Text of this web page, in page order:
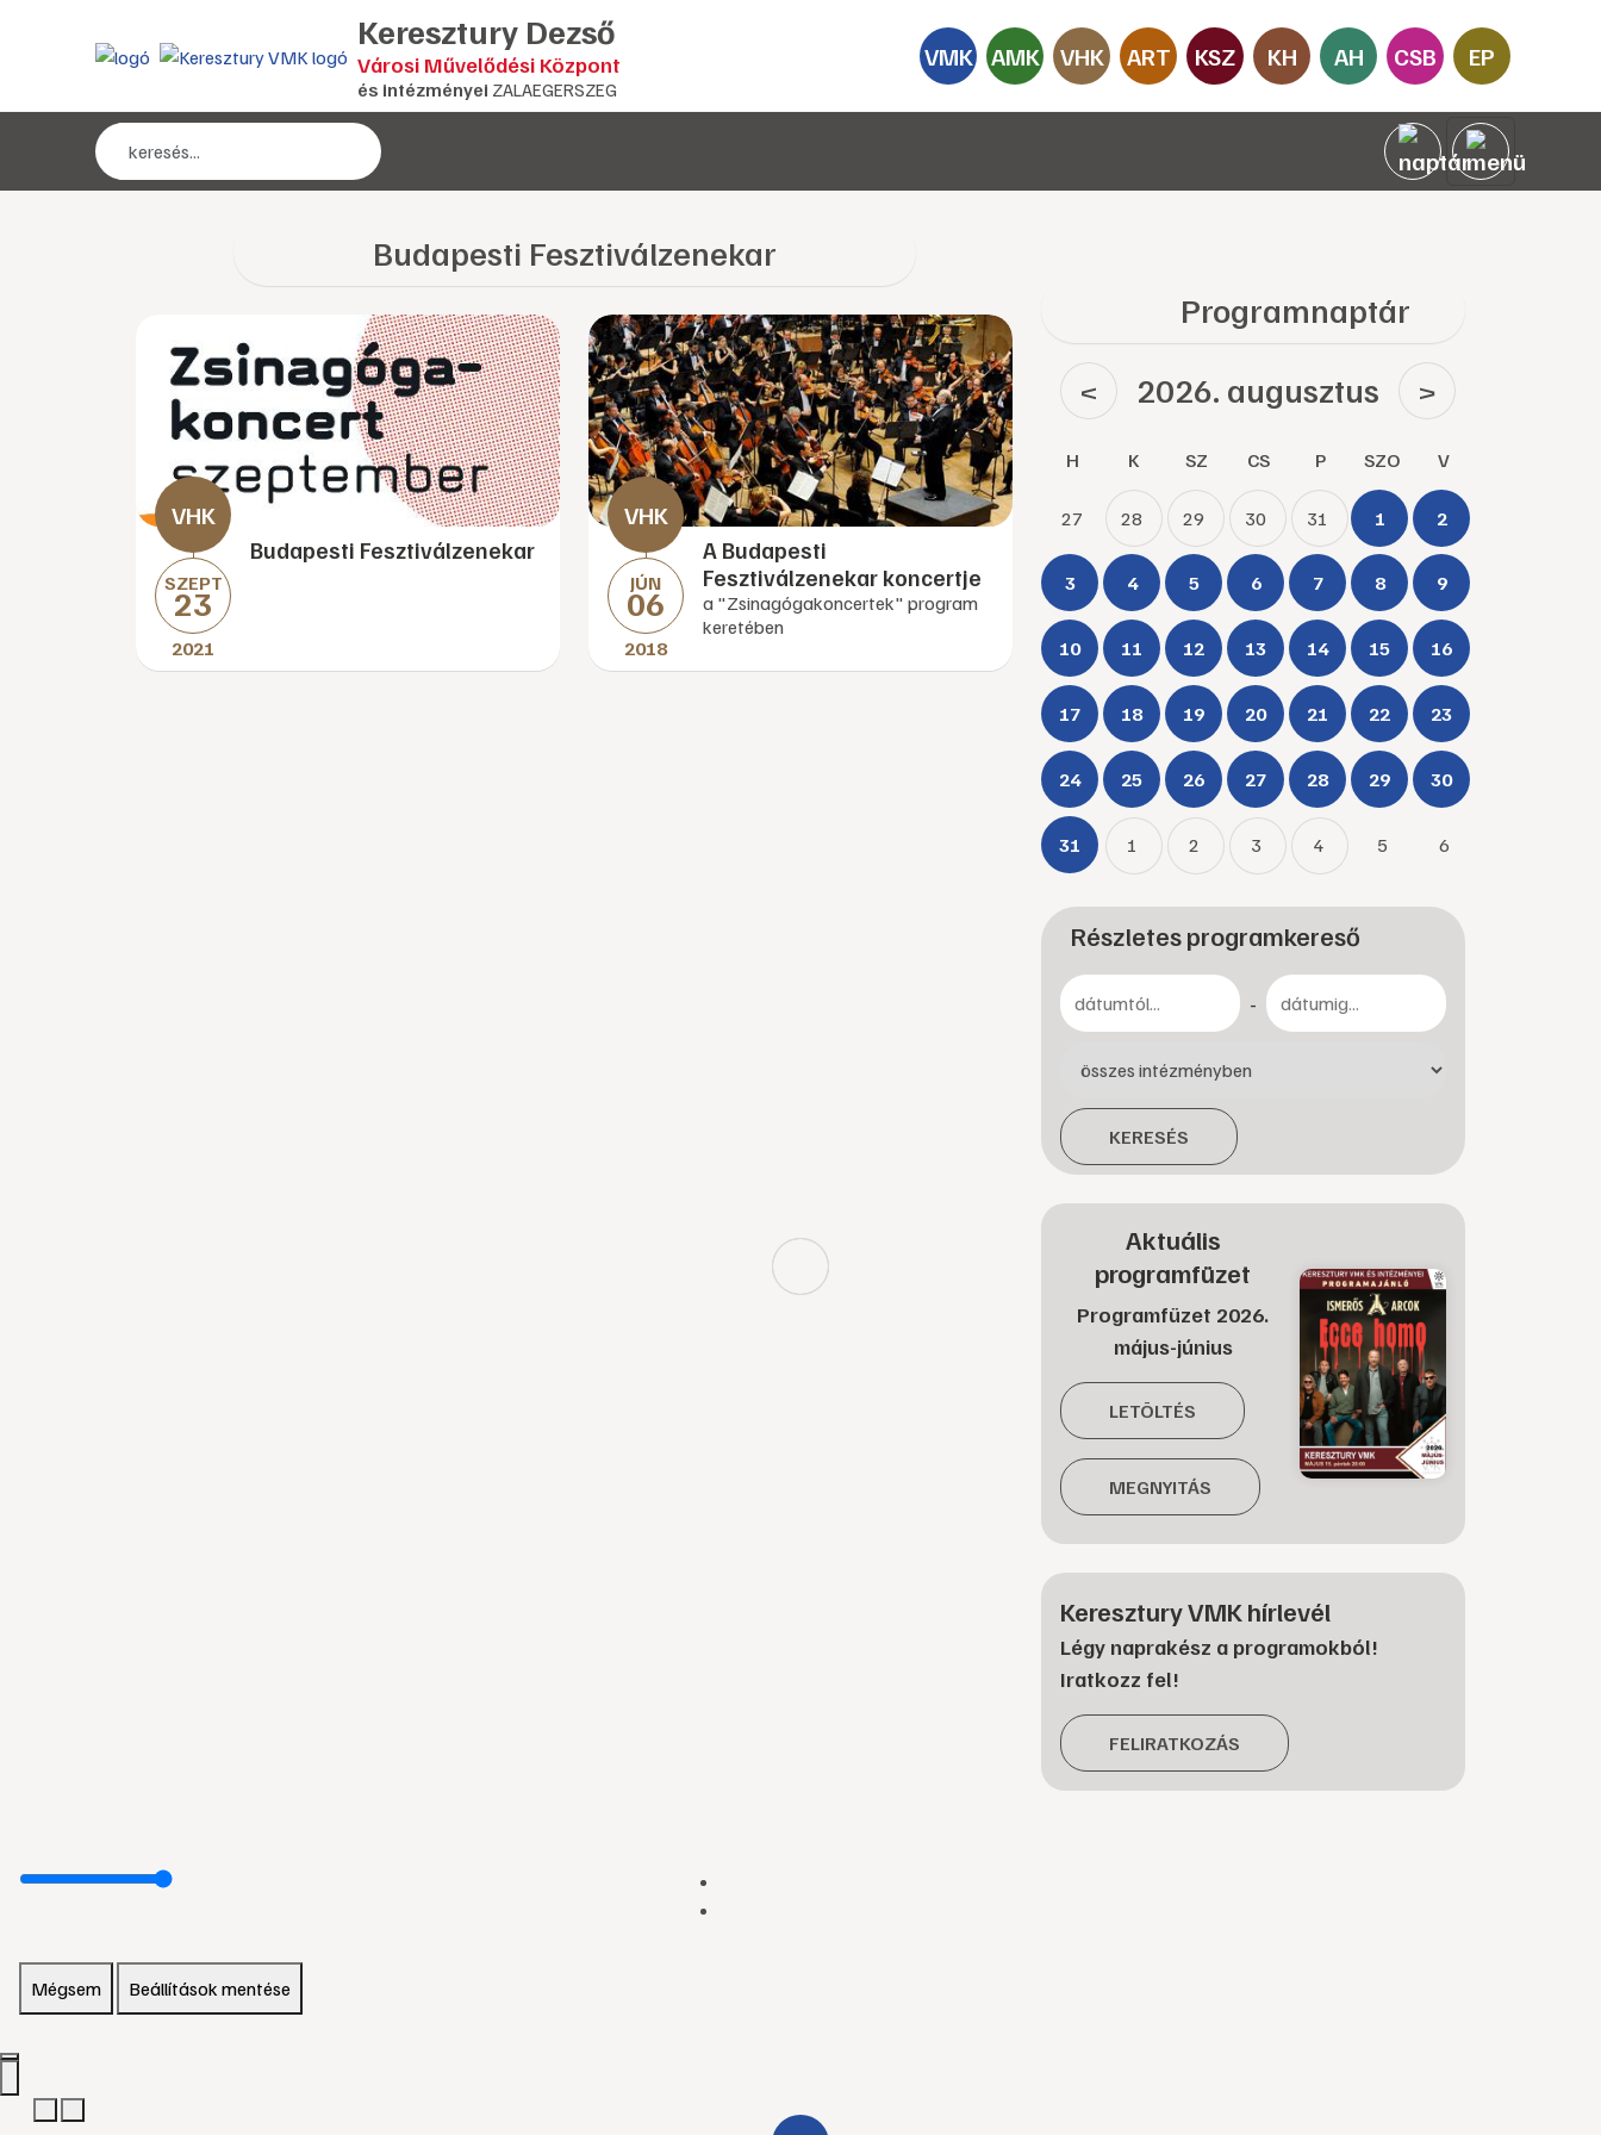
Keresztury Dezső
Városi Művelődési Központ
és intézményei ZALAEGERSZEG
VMK AMK VHK ART KSZ KH AH CSB EP
Budapesti Fesztiválzenekar
SZEPT
23
2021
Budapesti Fesztiválzenekar
JÚN
06
2018
A Budapesti
Fesztiválzenekar koncertje
a "Zsinagógakoncertek" program
keretében
Programnaptár
< 2026. augusztus >
H K SZ CS P SZO V
27 28 29 30 31 1 2
3 4 5 6 7 8 9
10 11 12 13 14 15 16
17 18 19 20 21 22 23
24 25 26 27 28 29 30
31 1 2 3 4 5 6
Részletes programkereső
-
KERESÉS
Aktuális
programfüzet
Programfüzet 2026.
május-június
LETÖLTÉS
MEGNYITÁS
Keresztury VMK hírlevél
Légy naprakész a programokból!
Iratkozz fel!
FELIRATKOZÁS
Mégsem Beállítások mentése